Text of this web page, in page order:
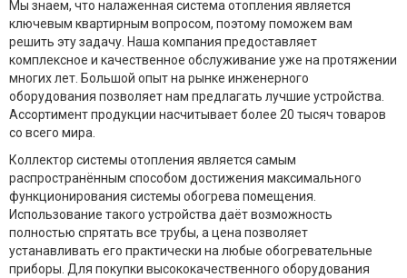
Мы знаем, что налаженная система отопления является
ключевым квартирным вопросом, поэтому поможем вам
решить эту задачу. Наша компания предоставляет
комплексное и качественное обслуживание уже на протяжении
многих лет. Большой опыт на рынке инженерного
оборудования позволяет нам предлагать лучшие устройства.
Ассортимент продукции насчитывает более 20 тысяч товаров
со всего мира.
Коллектор системы отопления является самым
распространённым способом достижения максимального
функционирования системы обогрева помещения.
Использование такого устройства даёт возможность
полностью спрятать все трубы, а цена позволяет
устанавливать его практически на любые обогревательные
приборы. Для покупки высококачественного оборудования